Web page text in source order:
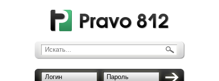
Искать...
Логин Пароль